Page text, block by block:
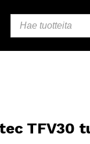
PRODUCTS
SEARCH
TFV30